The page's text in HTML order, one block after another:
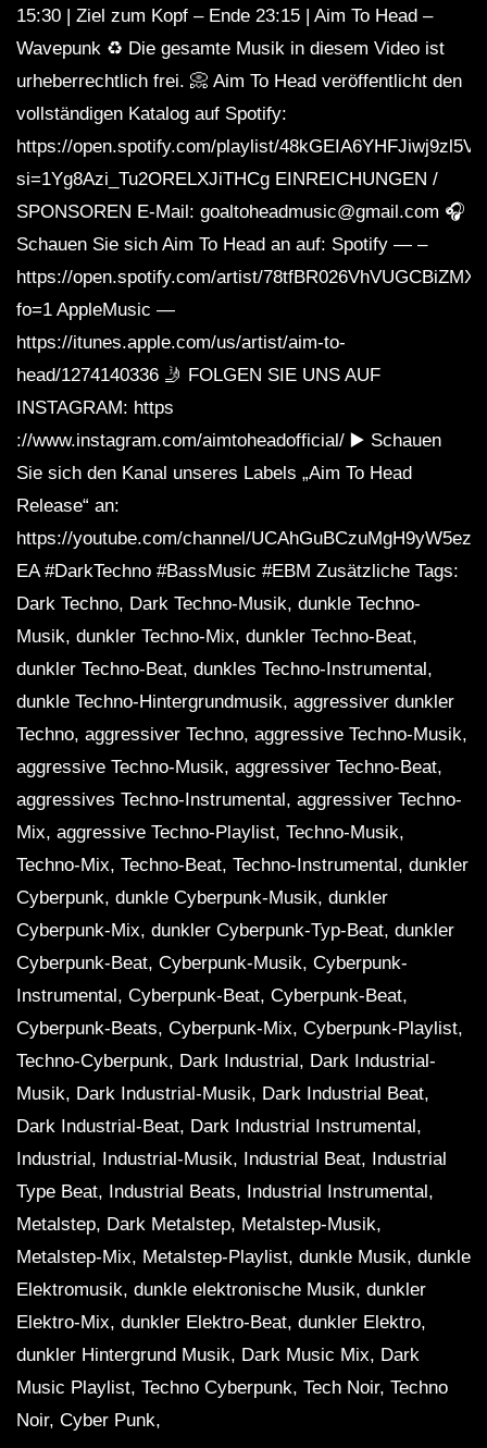
15:30 | Ziel zum Kopf – Ende 23:15 | Aim To Head –
Wavepunk ♻️ Die gesamte Musik in diesem Video ist
urheberrechtlich frei. 📀 Aim To Head veröffentlicht den
vollständigen Katalog auf Spotify:
https://open.spotify.com/playlist/
si=1Yg8Azi_Tu2ORELXJiTHCg EINREICHUNGEN /
SPONSOREN E-Mail: goaltoheadmusic@gmail.com 🎧
Schauen Sie sich Aim To Head an auf: Spotify — –
https://open.spotify.com/artist/
fo=1 AppleMusic —
https://itunes.apple.com/us/artist/aim-to-
head/1274140336 🤳 FOLGEN SIE UNS AUF
INSTAGRAM: https
://www.instagram.com/aimtoheadofficial/ ▶️ Schauen
Sie sich den Kanal unseres Labels „Aim To Head
Release“ an:
https://youtube.com/channel/
EA #DarkTechno #BassMusic #EBM Zusätzliche Tags:
Dark Techno, Dark Techno-Musik, dunkle Techno-
Musik, dunkler Techno-Mix, dunkler Techno-Beat,
dunkler Techno-Beat, dunkles Techno-Instrumental,
dunkle Techno-Hintergrundmusik, aggressiver dunkler
Techno, aggressiver Techno, aggressive Techno-Musik,
aggressive Techno-Musik, aggressiver Techno-Beat,
aggressives Techno-Instrumental, aggressiver Techno-
Mix, aggressive Techno-Playlist, Techno-Musik,
Techno-Mix, Techno-Beat, Techno-Instrumental, dunkler
Cyberpunk, dunkle Cyberpunk-Musik, dunkler
Cyberpunk-Mix, dunkler Cyberpunk-Typ-Beat, dunkler
Cyberpunk-Beat, Cyberpunk-Musik, Cyberpunk-
Instrumental, Cyberpunk-Beat, Cyberpunk-Beat,
Cyberpunk-Beats, Cyberpunk-Mix, Cyberpunk-Playlist,
Techno-Cyberpunk, Dark Industrial, Dark Industrial-
Musik, Dark Industrial-Musik, Dark Industrial Beat,
Dark Industrial-Beat, Dark Industrial Instrumental,
Industrial, Industrial-Musik, Industrial Beat, Industrial
Type Beat, Industrial Beats, Industrial Instrumental,
Metalstep, Dark Metalstep, Metalstep-Musik,
Metalstep-Mix, Metalstep-Playlist, dunkle Musik, dunkle
Elektromusik, dunkle elektronische Musik, dunkler
Elektro-Mix, dunkler Elektro-Beat, dunkler Elektro,
dunkler Hintergrund Musik, Dark Music Mix, Dark
Music Playlist, Techno Cyberpunk, Tech Noir, Techno
Noir, Cyber ​​Punk,